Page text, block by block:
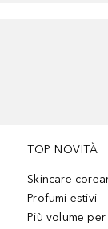
TOP NOVITÀ
Skincare
Profumi estivi
Più volume